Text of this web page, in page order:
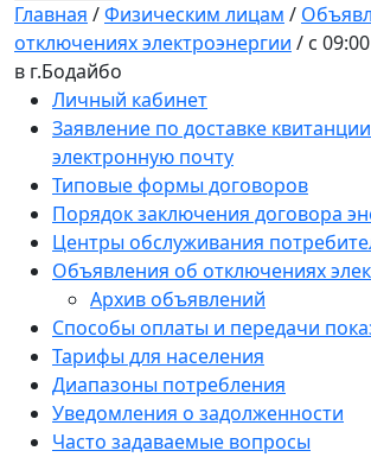
Главная /Физическим лицам /
отключениях электроэнергии / с
в г.Бодайбо
Личный кабинет
Заявление по доставке
электронную почту
Типовые формы договоров
Порядок заключения договора
Центры обслуживания
Объявления об отключениях
Архив объявлений
Способы оплаты и передачи
Тарифы для населения
Диапазоны потребления
Уведомления о задолженности
Часто задаваемые вопросы